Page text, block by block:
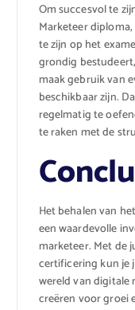
Om succesvol te
Marketeer
te zijn op het
grondig
maak gebruik van
beschikbaar zijn.
regelmatig te
te raken met de
Het behalen van
een waardevolle
marketeer. Met de
certificering kun je
wereld van digitale
creëren voor groei